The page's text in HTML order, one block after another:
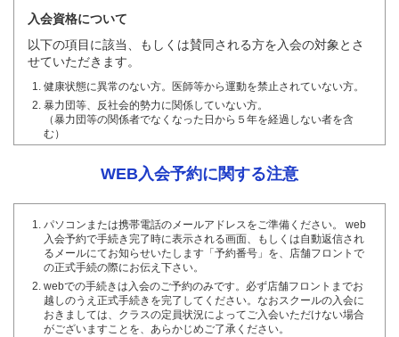
入会資格について
以下の項目に該当、もしくは賛同される方を入会の対象とさ
せていただきます。
健康状態に異常のない方。医師等から運動を禁止されていない方。
暴力団等、反社会的勢力に関係していない方。
（暴力団等の関係者でなくなった日から５年を経過しない者を含
む）
日本在住で、日本語を理解できる方。
等の処分を受けたことがない方。
入会後、入会資格に該当しないことや虚偽の申告をしたことが
発覚した場合、その時点で退会となることをご了承ください。
また、現在の健康状態、会員資格及び入会申込書に記載した内
容（住所等）に相違が生じた場合は遅延なくお申し出くださ
い。
WEB入会予約に関する注意
パソコンまたは携帯電話のメールアドレスをご準備ください。 web
入会予約で手続き完了時に表示される画面、もしくは自動返信され
るメールにてお知らせいたします「予約番号」を、店舗フロントで
の正式手続の際にお伝え下さい。
webでの手続きは入会のご予約のみです。必ず店舗フロントまでお
越しのうえ正式手続きを完了してください。なおスクールの入会に
おきましては、クラスの定員状況によってご入会いただけない場合
がございますことを、あらかじめご了承ください。